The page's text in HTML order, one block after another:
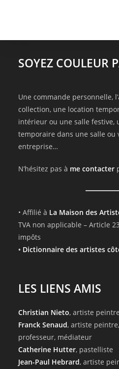
SOYEZ COULEUR
Une commande personnelle,
collection, une location
intérieur ou une salle festive,
temporaire dans une salle ou
entreprise…
N’hésitez pas à me contacter
• Affilié à La Maison des
TVA non applicable – Article
impôts
• Dictionnaire des artistes
LES LIENS AMIS
Christian Nieto, artiste peintre
Franck Senaud, artiste
professeur, médiateur
Catherine Hutter, pastelliste
Jean-Paul Hebrard, artiste